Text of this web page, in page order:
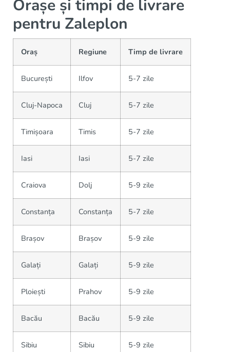
Orașe și timpi de livrare
pentru Zaleplon
Oraș Regiune Timp de livrare
București Ilfov 5-7 zile
Cluj-Napoca Cluj 5-7 zile
Timișoara Timis 5-7 zile
Iasi Iasi 5-7 zile
Craiova Dolj 5-9 zile
Constanța Constanța 5-7 zile
Brașov Brașov 5-9 zile
Galați Galați 5-9 zile
Ploiești Prahov 5-9 zile
Bacău Bacău 5-9 zile
Sibiu Sibiu 5-9 zile